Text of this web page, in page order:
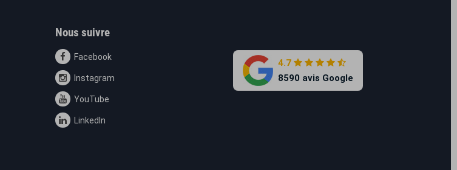
Nous suivre
Facebook
Instagram
YouTube
LinkedIn
4.7
8590 avis Google